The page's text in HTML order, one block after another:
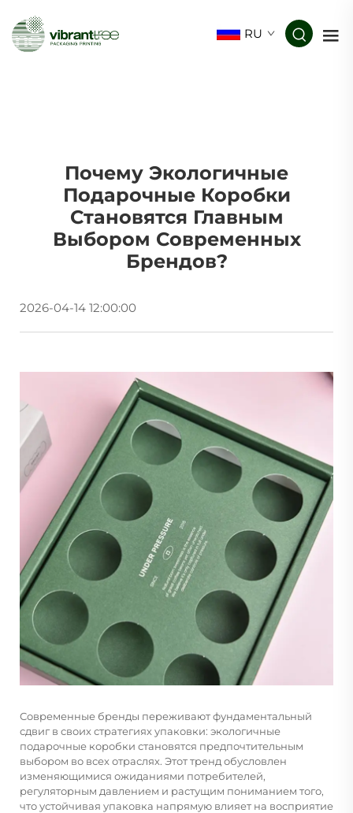
RU
Почему Экологичные
Подарочные Коробки
Становятся Главным
Выбором Современных
Брендов?
2026-04-14 12:00:00
Современные бренды переживают фундаментальный
сдвиг в своих стратегиях упаковки: экологичные
подарочные коробки становятся предпочтительным
выбором во всех отраслях. Этот тренд обусловлен
изменяющимися ожиданиями потребителей,
регуляторным давлением и растущим пониманием того,
что устойчивая упаковка напрямую влияет на восприятие